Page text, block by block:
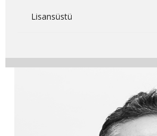
Lisansüstü